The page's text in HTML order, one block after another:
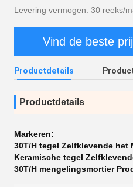
Levering vermogen: 30 reeks/
Vind de beste
Productdetails
Productdetails
Markeren:
30T/H tegel Zelfklevende het
Keramische tegel
30T/H mengelingsmortier